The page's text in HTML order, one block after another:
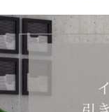
✨ シンプルでもおし